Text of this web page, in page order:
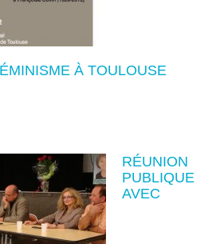
À TOULOUSE
RÉUNION
PUBLIQUE
AVEC